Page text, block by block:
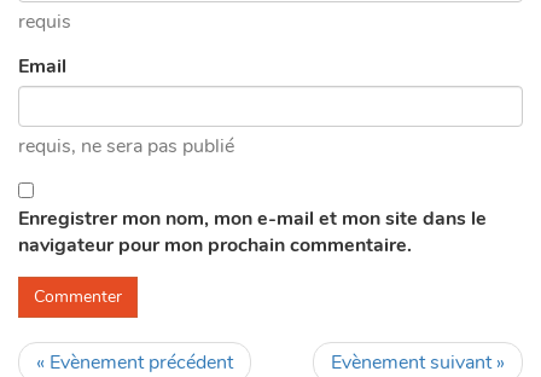
requis
Email
requis, ne sera pas publié
Enregistrer mon nom, mon e-mail et mon site dans le
navigateur pour mon prochain commentaire.
Evènement suivant »
« Evènement précédent